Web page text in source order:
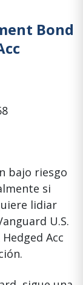
Bond
bajo riesgo
si
lidiar
U.S.
Acc